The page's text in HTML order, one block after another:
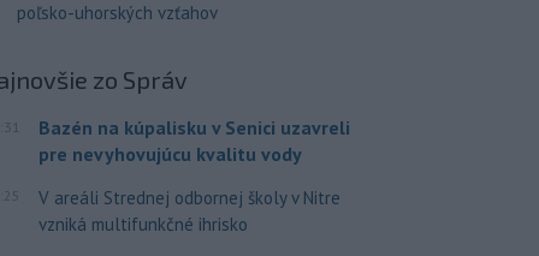
poľsko-uhorských vzťahov
zo Správ
Bazén na kúpalisku v Senici uzavreli
pre nevyhovujúcu kvalitu vody
V areáli Strednej odbornej školy v Nitre
vzniká multifunkčné ihrisko